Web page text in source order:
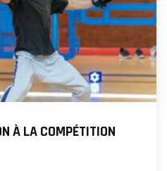
À LA COMPÉTITION